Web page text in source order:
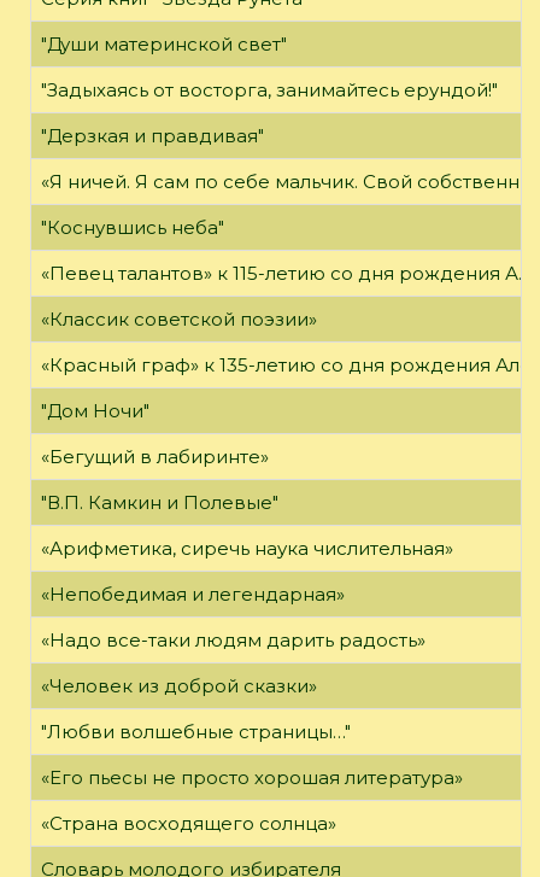
"Души материнской свет"
"Задыхаясь от восторга, занимайтесь ерундой!"
"Дерзкая и правдивая"
«Я ничей. Я сам по себе мальчик. Свой
"Коснувшись неба"
«Певец талантов» к 115-летию со дня рождения А.
«Классик советской поэзии»
«Красный граф» к 135-летию со дня рождения
"Дом Ночи"
«Бегущий в лабиринте»
"В.П. Камкин и Полевые"
«Арифметика, сиречь наука числительная»
«Непобедимая и легендарная»
«Надо все-таки людям дарить радость»
«Человек из доброй сказки»
"Любви волшебные страницы…"
«Его пьесы не просто хорошая литература»
«Страна восходящего солнца»
Словарь молодого избирателя